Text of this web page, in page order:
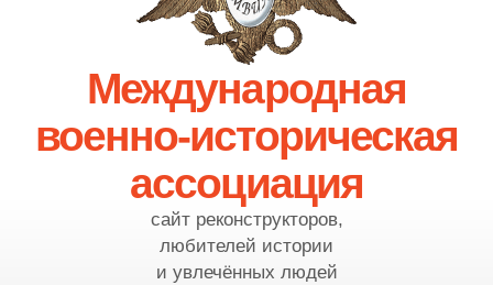
Международная
военно-историческая
ассоциация
сайт реконструкторов,
любителей истории
и увлечённых людей